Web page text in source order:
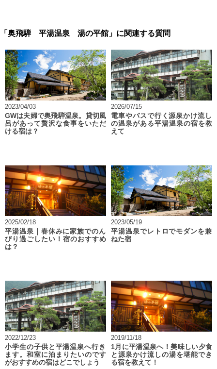
「奥飛騨 平湯温泉 湯の平館」に関連する質問
2023/04/03
GWは夫婦で奥飛騨温泉。貸切風
呂があって贅沢な食事をいただ
ける宿は？
2026/07/15
電車やバスで行く源泉かけ流し
の温泉がある平湯温泉の宿を教
えて
2025/02/18
平湯温泉｜春休みに家族でのん
びり過ごしたい！宿のおすすめ
は？
2023/05/19
平湯温泉でレトロでモダンを兼
ねた宿
2022/12/23
小学生の子供と平湯温泉へ行き
ます。和室に泊まりたいのです
がおすすめの宿はどこでしょう
2019/11/18
1月に平湯温泉へ！美味しい夕食
と源泉かけ流しの湯を堪能でき
る宿を教えて！